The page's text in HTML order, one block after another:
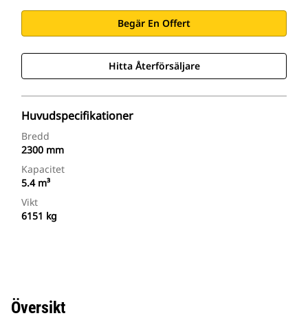
Begär En Offert
Hitta Återförsäljare
Huvudspecifikationer
Bredd
2300 mm
Kapacitet
5.4 m³
Vikt
6151 kg
Översikt